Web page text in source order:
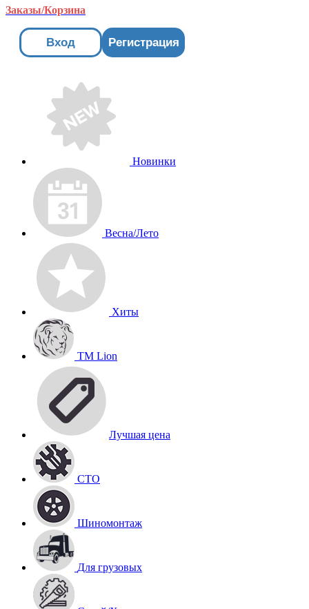
Заказы/Корзина
Вход Регистрация
Новинки
Весна/Лето
Хиты
TM Lion
Лучшая цена
СТО
Шиномонтаж
Для грузовых